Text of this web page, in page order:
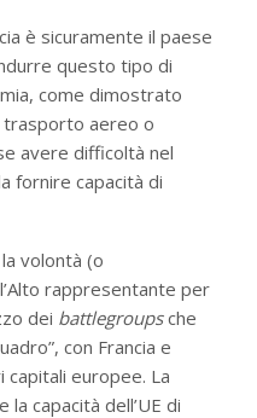
è sicuramente il paese
questo tipo di
come dimostrato
trasporto aereo o
avere difficoltà nel
fornire capacità di
volontà (o
rappresentante per
dei battlegroupsche
con Francia e
capitali europee. La
capacità dell’UE di